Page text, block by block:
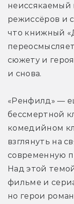
неиссякаемый
режиссёров и
что книжный
сюжету и
и снова.
«Ренфилд» —
бессмертной
комедийном
взглянуть на
современную
Над этой
фильме и
но герои